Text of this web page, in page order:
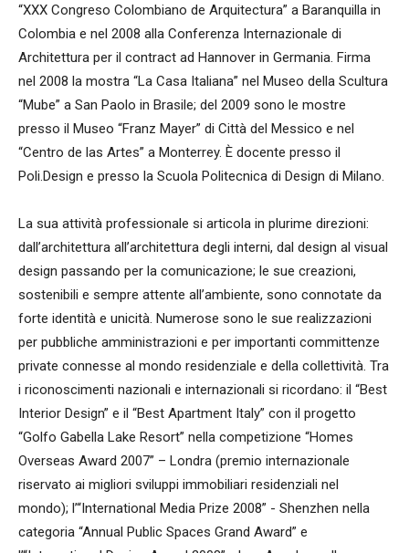
“XXX Congreso Colombiano de Arquitectura” a Baranquilla in
Colombia e nel 2008 alla Conferenza Internazionale di
Architettura per il contract ad Hannover in Germania. Firma
nel 2008 la mostra “La Casa Italiana” nel Museo della Scultura
“Mube” a San Paolo in Brasile; del 2009 sono le mostre
presso il Museo “Franz Mayer” di Città del Messico e nel
“Centro de las Artes” a Monterrey. È docente presso il
Poli.Design e presso la Scuola Politecnica di Design di Milano.
La sua attività professionale si articola in plurime direzioni:
dall’architettura all’architettura degli interni, dal design al visual
design passando per la comunicazione; le sue creazioni,
sostenibili e sempre attente all’ambiente, sono connotate da
forte identità e unicità. Numerose sono le sue realizzazioni
per pubbliche amministrazioni e per importanti committenze
private connesse al mondo residenziale e della collettività. Tra
i riconoscimenti nazionali e internazionali si ricordano: il “Best
Interior Design” e il “Best Apartment Italy” con il progetto
“Golfo Gabella Lake Resort” nella competizione “Homes
Overseas Award 2007” – Londra (premio internazionale
riservato ai migliori sviluppi immobiliari residenziali nel
mondo); l’“International Media Prize 2008” - Shenzhen nella
categoria “Annual Public Spaces Grand Award” e